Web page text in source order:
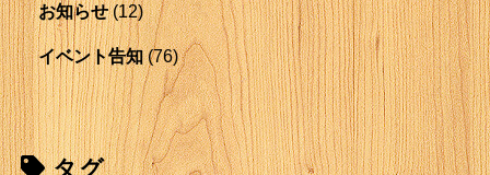
お知らせ(12)
イベント告知(76)
タグ